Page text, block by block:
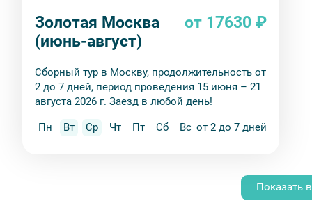
Ресторан «Прага».
интеллигенции.
Почему стоит посетить?
Старый Арбат — это место, где можно увидеть
улицы. А экскурсия с нашим гидом поможет больше
Золотая Москва
(июнь-август)
от 17630 ₽
Сборный тур в Москву, продолжительность от
2 до 7 дней, период проведения 15 июня – 21
августа 2026 г. Заезд в любой день!
Пн Вт Ср Чт Пт Сб Вс от 2 до 7 дней
Показать